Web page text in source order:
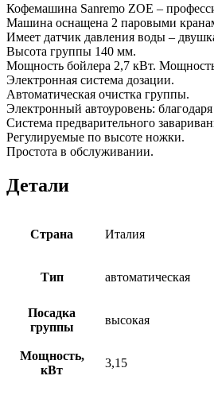
Кофемашина Sanremo ZOE –
Машина оснащена 2 паровыми
Имеет датчик давления воды –
Высота группы 140 мм.
Мощность бойлера 2,7 кВт.
Электронная система дозации.
Автоматическая очистка группы.
Электронный автоуровень:
Система предварительного
Регулируемые по высоте ножки.
Простота в обслуживании.
Детали
Страна Италия
Тип автоматическая
Посадка
группы
высокая
Мощность,
кВт
3,15